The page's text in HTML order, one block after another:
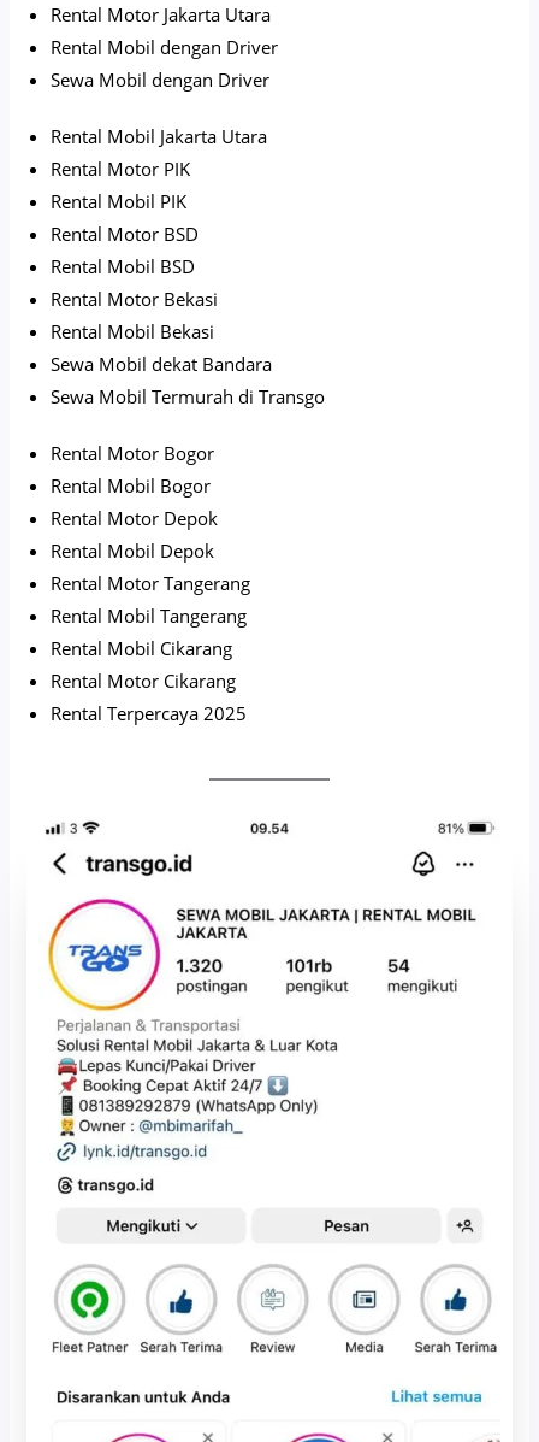
Rental Motor Jakarta Utara
Rental Mobil dengan Driver
Sewa Mobil dengan Driver
Rental Mobil Jakarta Utara
Rental Motor PIK
Rental Mobil PIK
Rental Motor BSD
Rental Mobil BSD
Rental Motor Bekasi
Rental Mobil Bekasi
Sewa Mobil dekat Bandara
Sewa Mobil Termurah di Transgo
Rental Motor Bogor
Rental Mobil Bogor
Rental Motor Depok
Rental Mobil Depok
Rental Motor Tangerang
Rental Mobil Tangerang
Rental Mobil Cikarang
Rental Motor Cikarang
Rental Terpercaya 2025